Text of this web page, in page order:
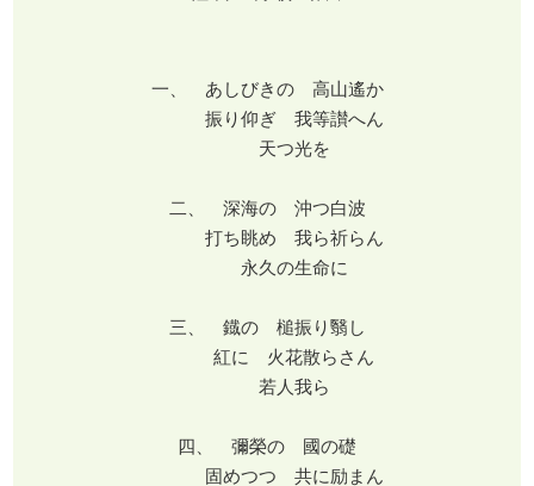
一、 あしびきの 高山遙か
振り仰ぎ 我等讃へん
天つ光を
二、 深海の 沖つ白波
打ち眺め 我ら祈らん
永久の生命に
三、 鐡の 槌振り翳し
紅に 火花散らさん
若人我ら
四、 彌榮の 國の礎
固めつつ 共に励まん